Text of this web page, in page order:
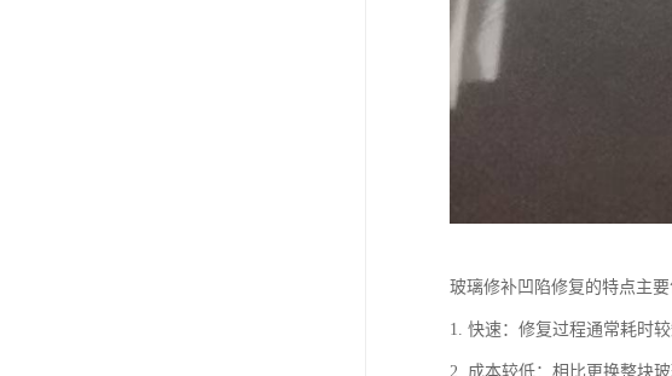
玻璃修补凹陷修复的特点主要
1. 快速：修复过程通常耗时
2. 成本较低：相比更换整块